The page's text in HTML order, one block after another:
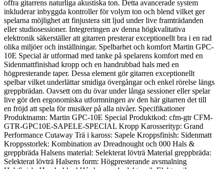
offra gitarrens naturliga akustiska ton. Detta avancerade system
inkluderar inbyggda kontroller för volym ton och blend vilket ger
spelarna möjlighet att finjustera sitt ljud under live framträdanden
eller studiosessioner. Integreringen av denna högkvalitativa
elektronik säkerställer att gitarren presterar exceptionellt bra i en rad
olika miljöer och inställningar. Spelbarhet och komfort Martin GPC-
10E Special är utformad med tanke på spelarens komfort med en
Sidenmattfinishad kropp och en handrubbad hals med en
högpresterande taper. Dessa element gör gitarren exceptionellt
spelbar vilket underlättar smidiga övergångar och enkel rörelse längs
greppbrädan. Oavsett om du övar under långa sessioner eller spelar
live gör den ergonomiska utformningen av den här gitarren det till
en fröjd att spela för musiker på alla nivåer. Specifikationer
Produktnamn: Martin GPC-10E Special Produktkod: cfm-gtr CFM-
GTR-GPC10E-SAPELE-SPECIAL Kropp Karosserityp: Grand
Performance Cutaway Trä i kaross: Sapele Kroppsfinish: Sidenmatt
Kroppsstorlek: Kombination av Dreadnought och 000 Hals &
greppbräda Halsens material: Selekterat lövträ Material greppbräda:
Selekterat lövträ Halsens form: Högpresterande avsmalning